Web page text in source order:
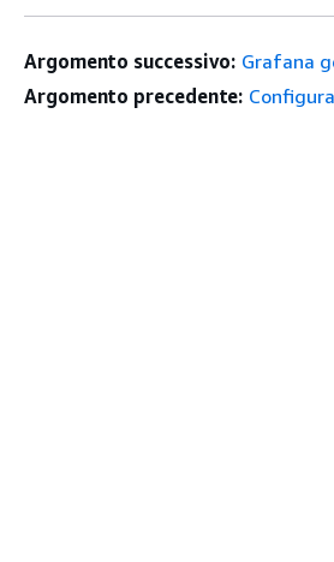
Argomento successivo: Grafana
Argomento precedente: